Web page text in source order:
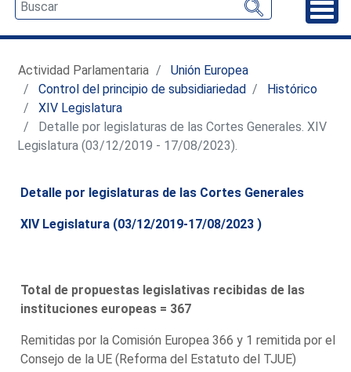
Actividad Parlamentaria
Unión Europea
Control del principio de subsidiariedad
Histórico
XIV Legislatura
Detalle por legislaturas de las Cortes Generales. XIV
Legislatura (03/12/2019 - 17/08/2023).
Detalle por legislaturas de las Cortes Generales
XIV Legislatura (03/12/2019-17/08/2023 )
Total de propuestas legislativas recibidas de las
instituciones europeas = 367
Remitidas por la Comisión Europea 366 y 1 remitida por el
Consejo de la UE (Reforma del Estatuto del TJUE)